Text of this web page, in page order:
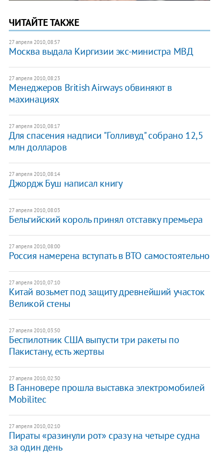
ЧИТАЙТЕ ТАКЖЕ
27 апреля 2010, 08:57
Москва выдала Киргизии экс-министра МВД
27 апреля 2010, 08:23
Менеджеров British Airways обвиняют в
махинациях
27 апреля 2010, 08:17
Для спасения надписи "Голливуд" собрано 12,5
млн долларов
27 апреля 2010, 08:14
Джордж Буш написал книгу
27 апреля 2010, 08:03
Бельгийский король принял отставку премьера
27 апреля 2010, 08:00
Россия намерена вступать в ВТО самостоятельно
27 апреля 2010, 07:10
Китай возьмет под защиту древнейший участок
Великой стены
27 апреля 2010, 03:50
Беспилотник США выпусти три ракеты по
Пакистану, есть жертвы
27 апреля 2010, 02:30
В Ганновере прошла выставка электромобилей
Mobilitec
27 апреля 2010, 02:10
Пираты «разинули рот» сразу на четыре судна
за один день